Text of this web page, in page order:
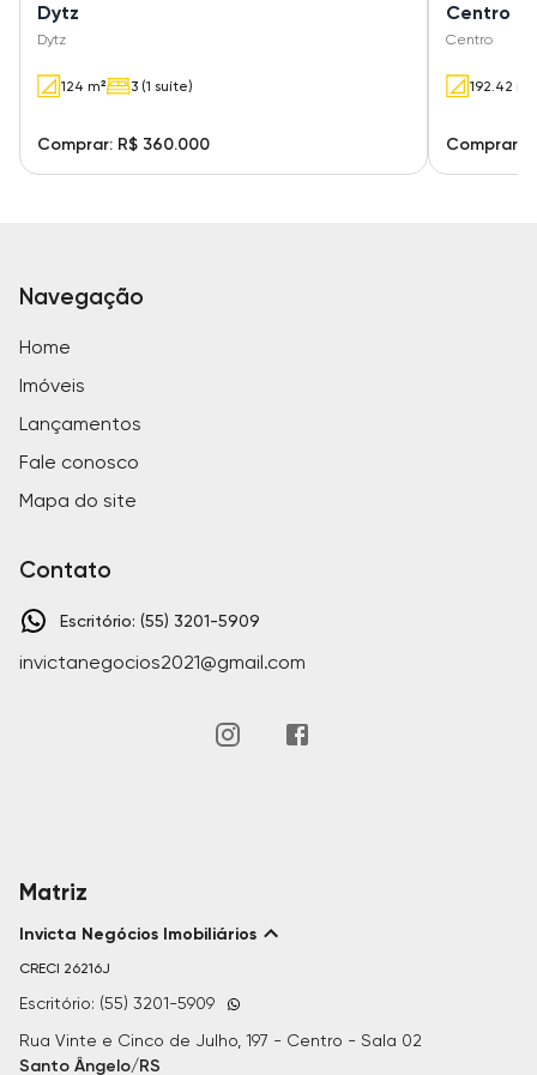
Dytz
Dytz
124 m² 3 (1 suíte)
Comprar: R$ 360.000
Centro
Centro
192.42 m²
Comprar:
Navegação
Home
Imóveis
Lançamentos
Fale conosco
Mapa do site
Contato
Escritório: (55) 3201-5909
invictanegocios2021@gmail.com
Matriz
Invicta Negócios Imobiliários
CRECI 26216J
Escritório: (55) 3201-5909
Rua Vinte e Cinco de Julho, 197 - Centro - Sala 02
Santo Ângelo/RS